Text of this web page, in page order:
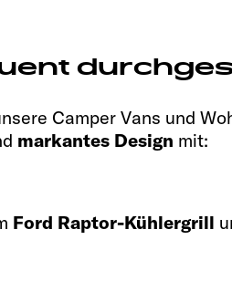
Camper Vans und
markantes Design mit:
Ford Raptor-Kühlergrill